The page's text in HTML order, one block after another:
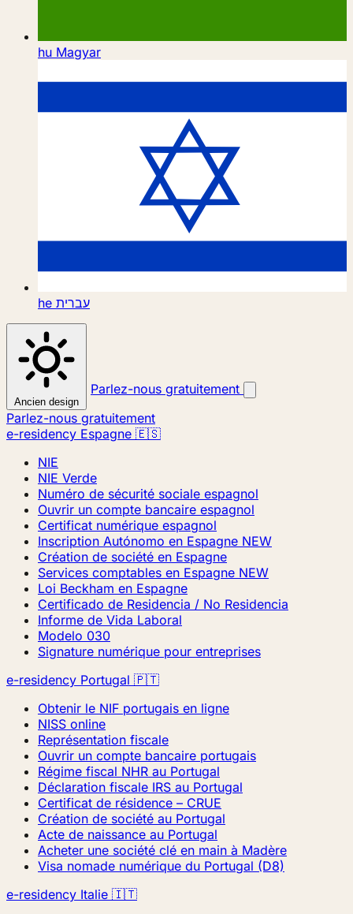
hu Magyar
he עברית
Ancien design
Parlez-nous gratuitement
Parlez-nous gratuitement
e-residency Espagne 🇪🇸
NIE
NIE Verde
Numéro de sécurité sociale espagnol
Ouvrir un compte bancaire espagnol
Certificat numérique espagnol
Inscription Autónomo en Espagne NEW
Création de société en Espagne
Services comptables en Espagne NEW
Loi Beckham en Espagne
Certificado de Residencia / No Residencia
Informe de Vida Laboral
Modelo 030
Signature numérique pour entreprises
e-residency Portugal 🇵🇹
Obtenir le NIF portugais en ligne
NISS online
Représentation fiscale
Ouvrir un compte bancaire portugais
Régime fiscal NHR au Portugal
Déclaration fiscale IRS au Portugal
Certificat de résidence – CRUE
Création de société au Portugal
Acte de naissance au Portugal
Acheter une société clé en main à Madère
Visa nomade numérique du Portugal (D8)
e-residency Italie 🇮🇹